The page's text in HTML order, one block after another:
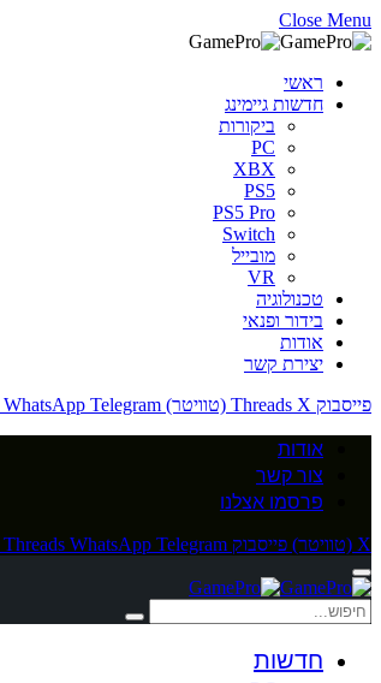
Close Menu
ראשי
חדשות גיימינג
ביקורות
PC
XBX
PS5
PS5 Pro
Switch
מובייל
VR
טכנולוגיה
בידור ופנאי
אודות
יצירת קשר
פייסבוק
Threads X (טוויטר) WhatsApp Telegram
אודות
צור קשר
פרסמו אצלנו
X (טוויטר) פייסבוק Threads WhatsApp Telegram
חדשות